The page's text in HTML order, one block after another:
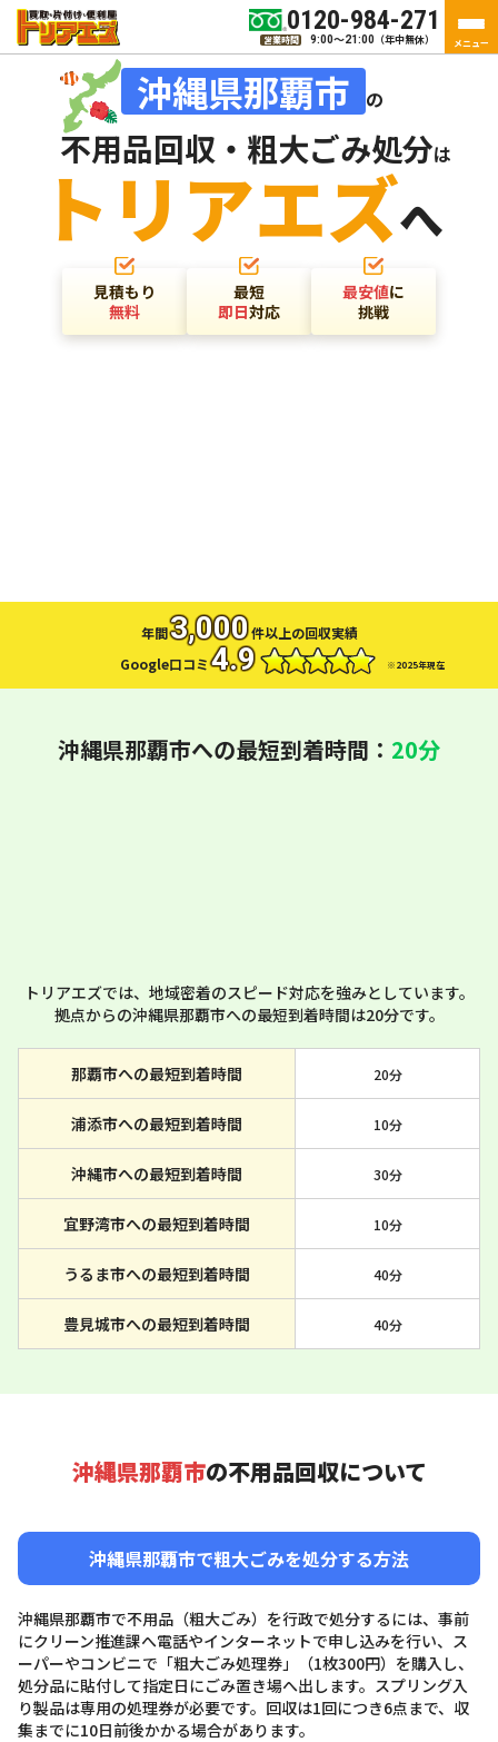
0120-984-271
営業時間 9:00～21:00 （年中無休） メニュー
年間3,000件以上の回収実績
Google口コミ 4.9 ※2025年現在
沖縄県那覇市 の
不用品回収・粗大ごみ処分は
トリアエズへ
見積もり
無料
最短
即日対応
最安値に
挑戦
沖縄県那覇市への最短到着時間： 20分
トリアエズでは、地域密着のスピード対応を強みとしています。
拠点からの沖縄県那覇市への最短到着時間は20分です。
那覇市への最短到着時間 20分
浦添市への最短到着時間 10分
沖縄市への最短到着時間 30分
宜野湾市への最短到着時間 10分
うるま市への最短到着時間 40分
豊見城市への最短到着時間 40分
沖縄県那覇市の不用品回収について
沖縄県那覇市で粗大ごみを処分する方法
沖縄県那覇市で不用品（粗大ごみ）を行政で処分するには、事前
にクリーン推進課へ電話やインターネットで申し込みを行い、ス
ーパーやコンビニで「粗大ごみ処理券」（1枚300円）を購入し、
処分品に貼付して指定日にごみ置き場へ出します。スプリング入
り製品は専用の処理券が必要です。回収は1回につき6点まで、収
集までに10日前後かかる場合があります。